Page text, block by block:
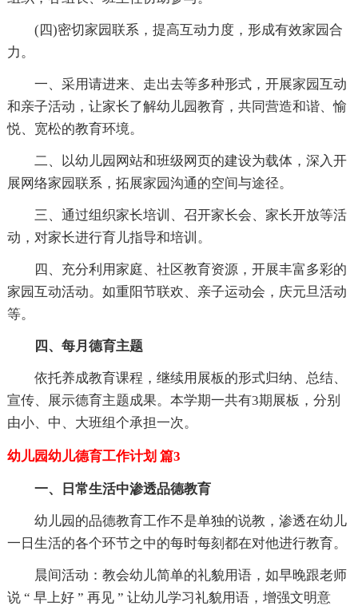
(四)密切家园联系，提高互动力度，形成有效家园合
力。
一、采用请进来、走出去等多种形式，开展家园互动
和亲子活动，让家长了解幼儿园教育，共同营造和谐、愉
悦、宽松的教育环境。
二、以幼儿园网站和班级网页的建设为载体，深入开
展网络家园联系，拓展家园沟通的空间与途径。
三、通过组织家长培训、召开家长会、家长开放等活
动，对家长进行育儿指导和培训。
四、充分利用家庭、社区教育资源，开展丰富多彩的
家园互动活动。如重阳节联欢、亲子运动会，庆元旦活动
等。
四、每月德育主题
依托养成教育课程，继续用展板的形式归纳、总结、
宣传、展示德育主题成果。本学期一共有3期展板，分别
由小、中、大班组个承担一次。
幼儿园幼儿德育工作计划 篇3
一、日常生活中渗透品德教育
幼儿园的品德教育工作不是单独的说教，渗透在幼儿
一日生活的各个环节之中的每时每刻都在对他进行教育。
晨间活动：教会幼儿简单的礼貌用语，如早晚跟老师
说 “ 早上好 ” 再见 ” 让幼儿学习礼貌用语，增强文明意